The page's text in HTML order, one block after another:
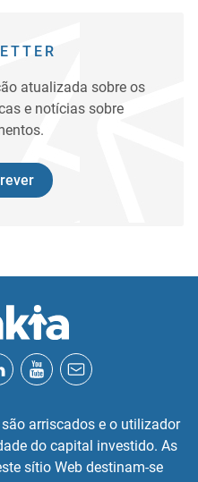
atualizada sobre os
e notícias sobre
arriscados e o utilizador
do capital investido. As
sítio Web destinam-se